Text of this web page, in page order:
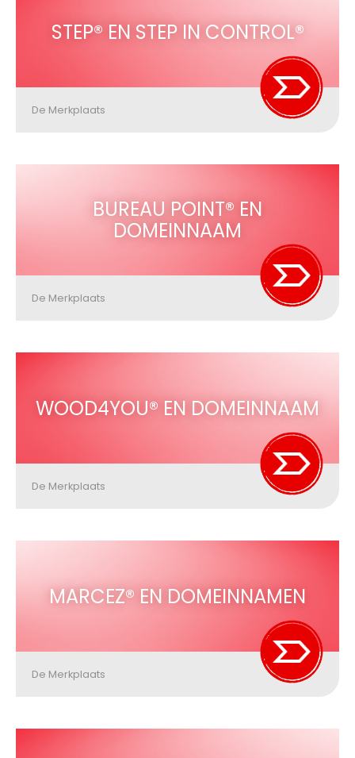
STEP® EN STEP IN CONTROL®
De Merkplaats
BUREAU POINT® EN
DOMEINNAAM
De Merkplaats
WOOD4YOU® EN DOMEINNAAM
De Merkplaats
MARCEZ® EN DOMEINNAMEN
De Merkplaats